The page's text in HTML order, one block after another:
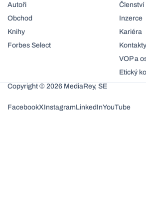
Autoři
Obchod
Knihy
Forbes Select
Členství
Inzerce
Kariéra
Kontakty
VOP a
Etický
Copyright © 2026 MediaRey, SE
FacebookXInstagramLinkedInYouTube